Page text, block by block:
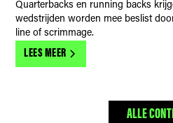
Quarterbacks en running backs
wedstrijden worden mee beslist
line of scrimmage.
LEES MEER
ALLE